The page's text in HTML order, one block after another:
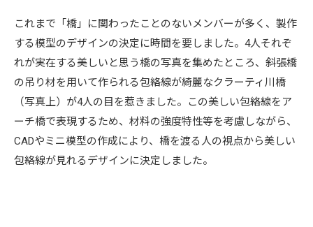
これまで「橋」に関わったことのないメンバーが多く、製作
する模型のデザインの決定に時間を要しました。4人それぞ
れが実在する美しいと思う橋の写真を集めたところ、斜張橋
の吊り材を用いて作られる包絡線が綺麗なクラーティ川橋
（写真上）が4人の目を惹きました。この美しい包絡線をア
ーチ橋で表現するため、材料の強度特性等を考慮しながら、
CADやミニ模型の作成により、橋を渡る人の視点から美しい
包絡線が見れるデザインに決定しました。